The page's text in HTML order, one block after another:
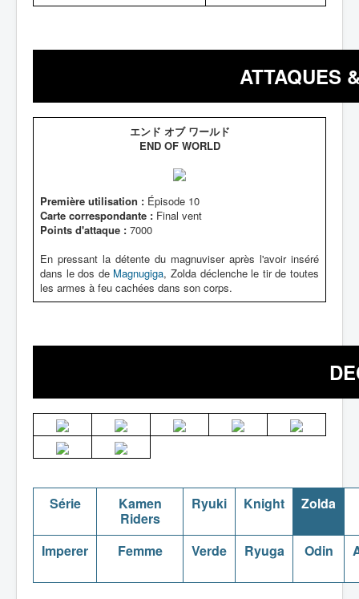
ATTAQUES
エンド オブ ワールド
END OF WORLD
Première utilisation : Épisode 10
Carte correspondante : Final vent
Points d'attaque : 7000
En pressant la détente du magnuviser après l'avoir inséré
dans le dos de Magnugiga, Zolda déclenche le tir de toutes
les armes à feu cachées dans son corps.
Série
Kamen
Riders
Ryuki Knight Zolda
Imperer Femme Verde Ryuga Odin